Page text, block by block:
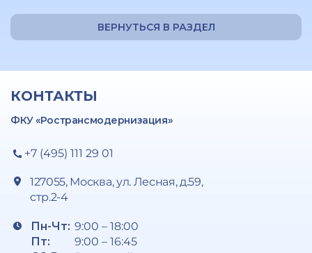
ВЕРНУТЬСЯ В РАЗДЕЛ
КОНТАКТЫ
ФКУ «Ространсмодернизация»
+7 (495) 111 29 01
127055, Москва, ул. Лесная, д.59,
стр.2-4
Пн-Чт:
Пт:
9:00 – 18:00
9:00 – 16:45